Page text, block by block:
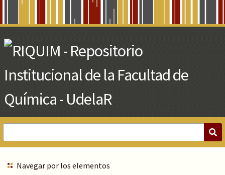
Main
Content
Navegar por los elementos